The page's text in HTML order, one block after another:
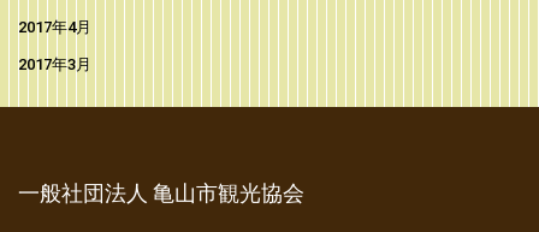
2017年4月
2017年3月
一般社団法人 亀山市観光協会